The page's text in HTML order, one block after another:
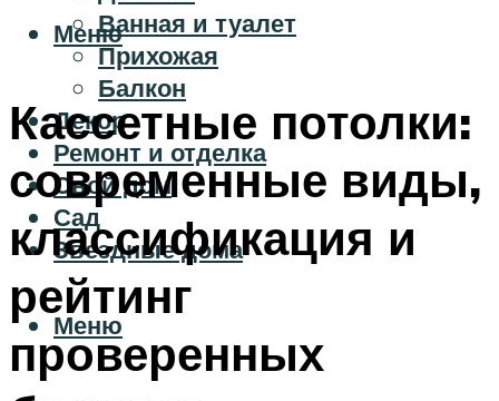
Ванная и туалет
Прихожая
Балкон
Декор
Ремонт и отделка
Свой дом
Сад
Звездные дома
Меню
Меню
Кассетные потолки:
современные виды,
классификация и
рейтинг
проверенных